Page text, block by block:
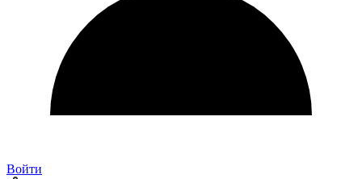
Войти